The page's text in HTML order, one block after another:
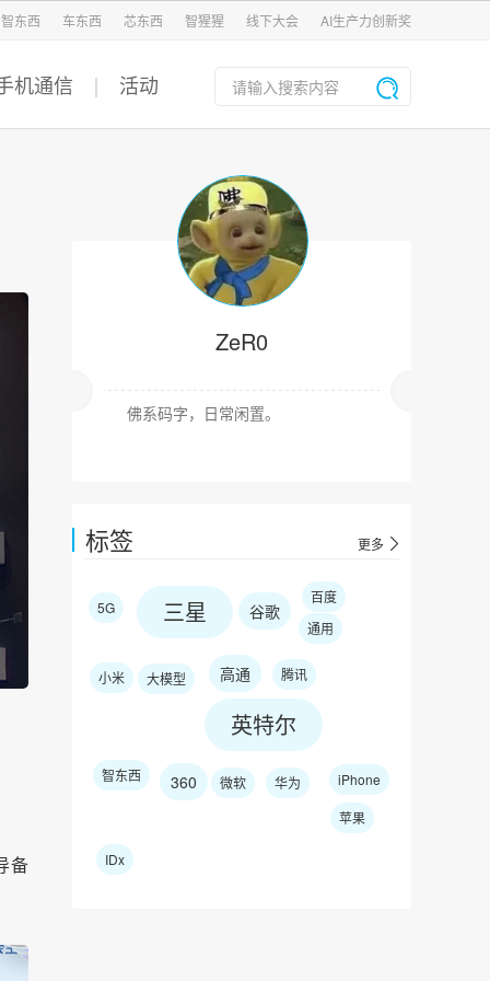
智东西 车东西 芯东西 智猩猩 线下大会 AI生产力创新奖
机通信 活动
ZeR0
佛系码字，日常闲置。
标签 更多
5G 三星 谷歌
百度
通用
小米 大模型 高通 腾讯
英特尔
智东西 360 微软 华为 iPhone
苹果
IDx
备